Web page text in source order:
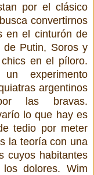
por el clásico
convertirnos
en el cinturón de
de Putin, Soros y
en el píloro.
experimento
argentinos
las bravas.
lo que hay es
tedio por meter
la teoría con una
cuyos habitantes
dolores. Wim